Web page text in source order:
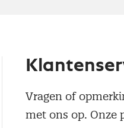
Vragen of
met ons op. Onze